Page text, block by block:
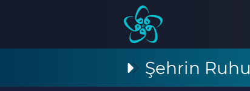
Şehrin Ruhu